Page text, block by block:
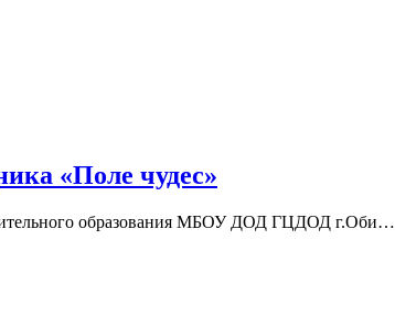
«Поле чудес»
образования МБОУ ДОД ГЦДОД г.Оби…